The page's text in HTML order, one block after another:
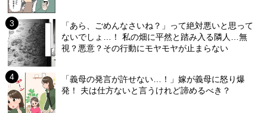
「あら、ごめんなさいね？」って絶対悪いと思って
ないでしょ…！ 私の畑に平然と踏み入る隣人…無
視？悪意？その行動にモヤモヤが止まらない
「義母の発言が許せない…！」嫁が義母に怒り爆
発！ 夫は仕方ないと言うけれど諦めるべき？